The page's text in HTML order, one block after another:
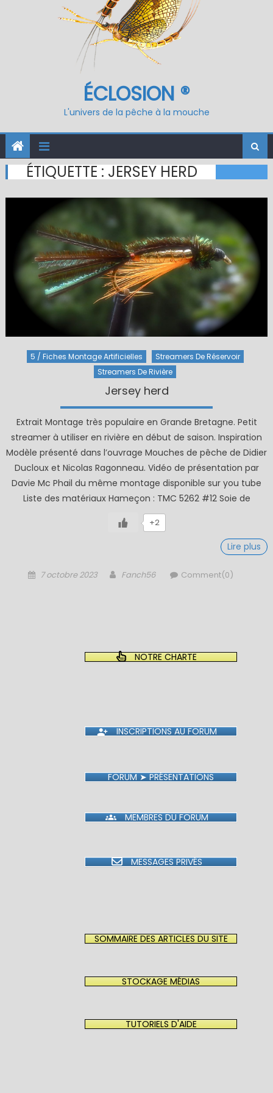
ÉCLOSION ®
L'univers de la pêche à la mouche
ÉTIQUETTE : JERSEY HERD
5 / Fiches Montage Artificielles
Streamers De Réservoir
Streamers De Rivière
Jersey herd
Extrait Montage très populaire en Grande Bretagne. Petit
streamer à utiliser en rivière en début de saison. Inspiration
Modèle présenté dans l’ouvrage Mouches de pêche de Didier
Ducloux et Nicolas Ragonneau. Vidéo de présentation par
Davie Mc Phail du même montage disponible sur you tube
Liste des matériaux Hameçon : TMC 5262 #12 Soie de
+2
Lire plus
Posted
7 octobre 2023 Author
Fanch56 Comment(0)
NOTRE CHARTE
INSCRIPTIONS AU FORUM
FORUM ➤ PRÉSENTATIONS
MEMBRES DU FORUM
MESSAGES PRIVÉS
SOMMAIRE DES ARTICLES DU SITE
STOCKAGE MÉDIAS
TUTORIELS D'AIDE